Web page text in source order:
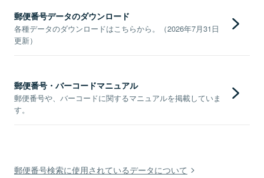
郵便番号データのダウンロード
各種データのダウンロードはこちらから。（2026年7月31日
更新）
郵便番号・バーコードマニュアル
郵便番号や、バーコードに関するマニュアルを掲載していま
す。
郵便番号検索に使用されているデータについて